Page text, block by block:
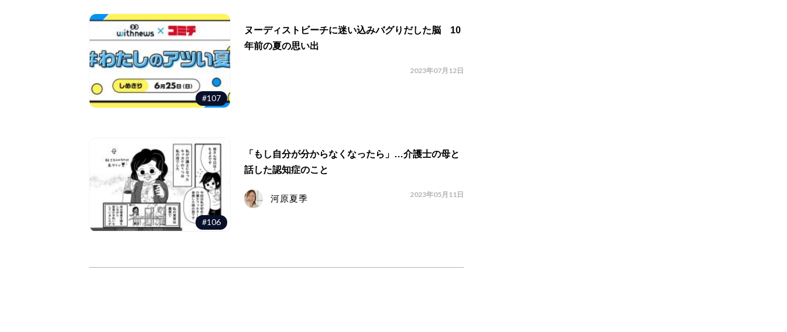
#107
ヌーディストビーチに迷い込みバグりだした脳 10
年前の夏の思い出
2023年07月12日
#106
「もし自分が分からなくなったら」…介護士の母と
話した認知症のこと
河原夏季 2023年05月11日